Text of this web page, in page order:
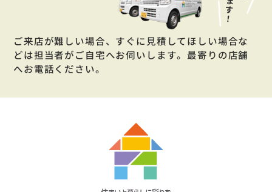
ご来店が難しい場合、すぐに見積してほしい場合な
どは担当者がご自宅へお伺いします。最寄りの店舗
へお電話ください。